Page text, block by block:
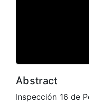
Abstract
Inspección 16 de